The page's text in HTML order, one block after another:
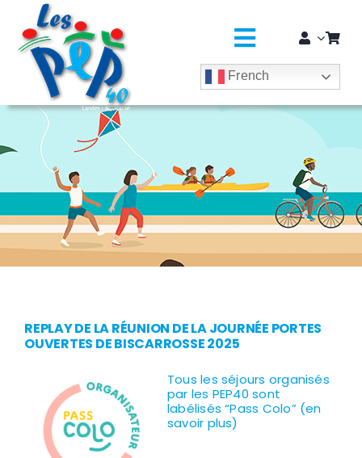
principal
Passer
contenu
Toggle
SÉJOURS COLOS
CLASSES DÉCOUVERTES / GROUPES
EDUCATION JEUNESSE
MÉDICO-SOCIAL ET SAPADHE
French
REPLAY DE LA RÉUNION DE LA JOURNÉE PORTES
OUVERTES DE BISCARROSSE 2025
Tous les séjours organisés
par les PEP40 sont
labélisés “Pass Colo” (en
savoir plus)